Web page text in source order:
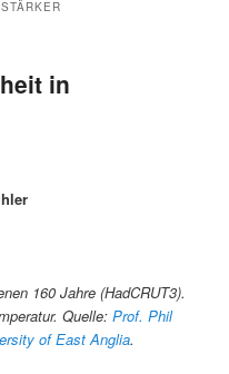
in
160 Jahre (HadCRUT3).
Quelle:Prof. Phil
of East Anglia.